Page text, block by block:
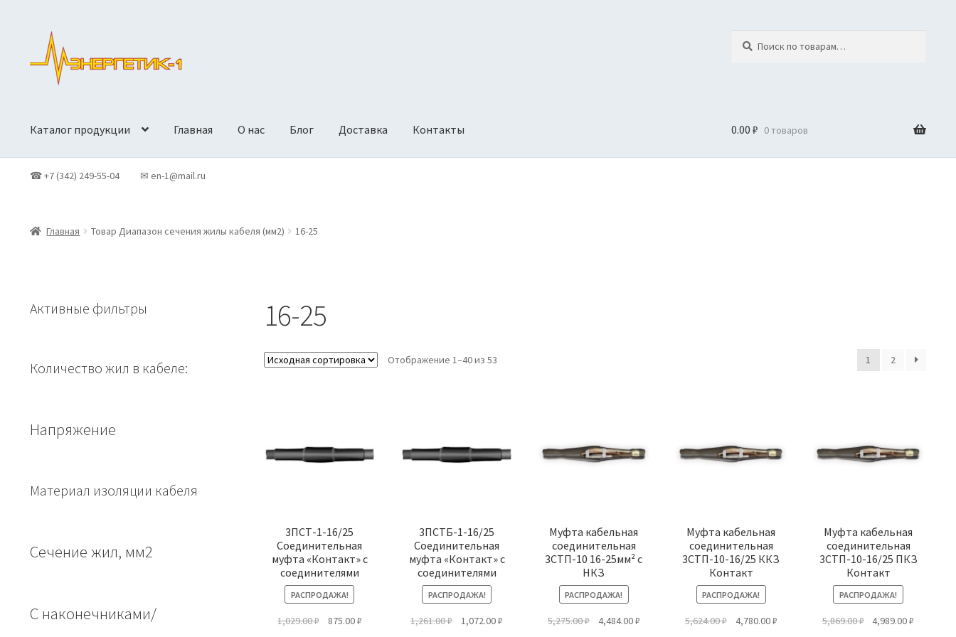
Перейти
навигации
Перейти
содержимому
Каталог продукции Главная О нас Блог Доставка Контакты
ГлавнаяДоставкаКонтактыКорзина
0.00₽ 0 товаров
☎ +7 (342) 249-55-04 ✉ en-1@mail.ru
Главная Товар Диапазон сечения жилы кабеля (мм2) 16-25
16-25
Отображение 1–40 из 53 1 2
3ПСТ-1-16/25
Соединительная
муфта «Контакт» с
соединителями
РАСПРОДАЖА!
1,029.00₽
Первоначальная
875.00₽Текущая
3ПСТБ-1-16/25
Соединительная
муфта «Контакт» с
соединителями
РАСПРОДАЖА!
1,261.00₽
Первоначальная
1,072.00₽Текущая
Муфта кабельная
соединительная
3СТП-10 16-25мм² с
НКЗ
РАСПРОДАЖА!
5,275.00₽
Первоначальная
4,484.00₽Текущая
Муфта кабельная
соединительная
3СТП-10-16/25 ККЗ
Контакт
РАСПРОДАЖА!
5,624.00₽
Первоначальная
4,780.00₽Текущая
Муфта кабельная
соединительная
3СТП-10-16/25 ПКЗ
Контакт
РАСПРОДАЖА!
5,869.00₽
Первоначальная
4,989.00₽
Активные фильтры
Количество жил в кабеле:
Напряжение
Материал изоляции кабеля
Сечение жил, мм2
С наконечниками/